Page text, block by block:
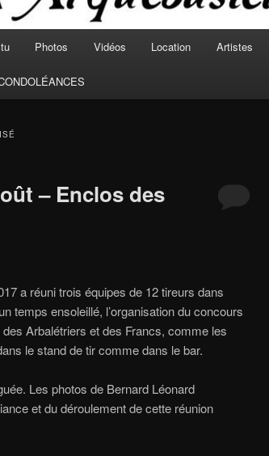
Photos Vidéos Location Artistes
– Enclos des
a réuni trois équipes de 12 tireurs dans
temps ensoleillé, l’organisation du concours
Arbalétriers et des Francs, comme les
le stand de tir comme dans le bar.
Les photos de Bernard Léonard
et du déroulement de cette réunion